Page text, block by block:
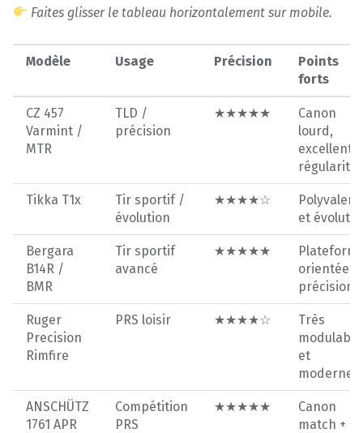
Faites glisser le tableau horizontalement sur mobile.
Modèle Usage Précision
Points
forts
CZ 457
Varmint /
MTR
TLD /
précision
★★★★★
Canon
lourd,
excellente
régularité
Tikka T1x
Tir sportif /
évolution
★★★★☆
et
Bergara
B14R /
BMR
Tir sportif
avancé
★★★★★
orientée
précision
Ruger
Precision
Rimfire
PRS loisir ★★★★☆
Très
modulable
et
moderne
ANSCHÜTZ
1761 APR
Compétition
PRS
★★★★★
Canon
match +